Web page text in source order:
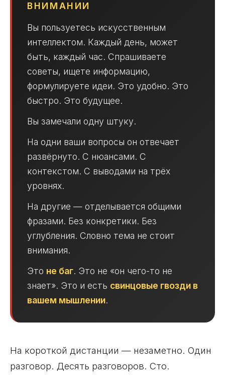
ВНИМАНИИ
Вы пользуетесь искусственным
интеллектом. Каждый день, может
быть, каждый час. Спрашиваете
советы, ищете информацию,
формулируете идеи. Это удобно. Это
быстро. Это будущее.
Вы замечали одну штуку.
На одни ваши вопросы он отвечает
развёрнуто. С нюансами. С
контекстом. С выводами на трёх
уровнях.
На другие — отделывается общими
фразами. Без конкретики. Без
углубления. Словно тема не стоит
внимания.
Это не баг. Это не «он чего-то не
знает». Это и есть свинцовые гвозди в
вашем мышлении.
На короткой дистанции — незаметно. Один
разговор. Десять разговоров. Сто.